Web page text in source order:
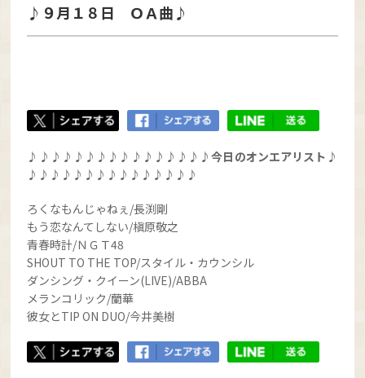
♪９月１８日 ＯＡ曲♪
♪♪♪♪♪♪♪♪♪♪♪♪♪♪♪♪今日のオンエアリスト♪
♪♪♪♪♪♪♪♪♪♪♪♪♪♪♪
ろくなもんじゃねぇ/長渕剛
もう恋なんてしない/槇原敬之
青春時計/ＮＧＴ48
SHOUT TO THE TOP/スタイル・カウンシル
ダンシング・クイーン(LIVE)/ABBA
メランコリック/蘭華
彼女とTIP ON DUO/今井美樹